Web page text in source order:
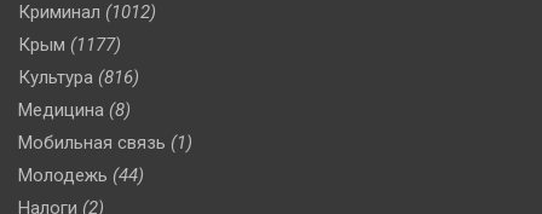
Криминал (1012)
Крым (1177)
Культура (816)
Медицина (8)
Мобильная связь (1)
Молодежь (44)
Налоги (2)